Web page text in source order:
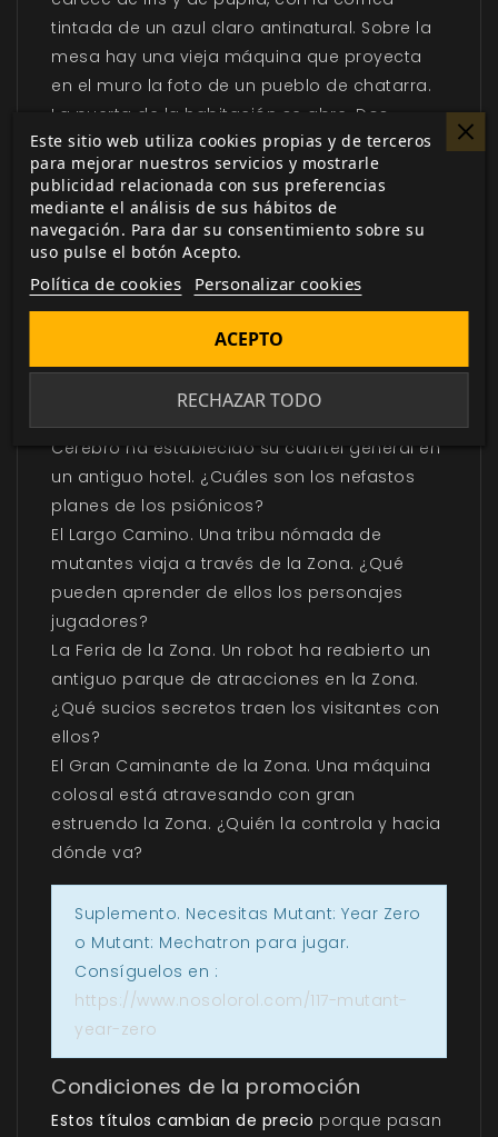
tintada de un azul claro antinatural. Sobre la
mesa hay una vieja máquina que proyecta
en el muro la foto de un pueblo de chatarra.
La puerta de la habitación se abre. Dos
personas entran envueltas en sombras.
«Número 2 y Número 3, informen», exige el
hombre de pelo blanco.
«Gracias, Número 1», responde uno de los
recién llegados. «Tenemos mucho que hacer».
incluye cuatro excitantes sectores especiales
de la Zona:
Cerebro ha establecido su cuartel general en
un antiguo hotel. ¿Cuáles son los nefastos
planes de los psiónicos?
El Largo Camino. Una tribu nómada de
mutantes viaja a través de la Zona. ¿Qué
pueden aprender de ellos los personajes
jugadores?
La Feria de la Zona. Un robot ha reabierto un
antiguo parque de atracciones en la Zona.
¿Qué sucios secretos traen los visitantes con
ellos?
El Gran Caminante de la Zona. Una máquina
colosal está atravesando con gran
estruendo la Zona. ¿Quién la controla y hacia
dónde va?
Suplemento. Necesitas Mutant: Year Zero
o Mutant: Mechatron para jugar.
Consíguelos en :
https://www.nosolorol.com/117-mutant-
year-zero
Condiciones de la promoción
Estos títulos cambian de precio porque pasan
Este sitio web utiliza cookies propias y de terceros
para mejorar nuestros servicios y mostrarle
publicidad relacionada con sus preferencias
mediante el análisis de sus hábitos de
navegación. Para dar su consentimiento sobre su
uso pulse el botón Acepto.
Política de cookies Personalizar cookies
RECHAZAR TODO
ACEPTO